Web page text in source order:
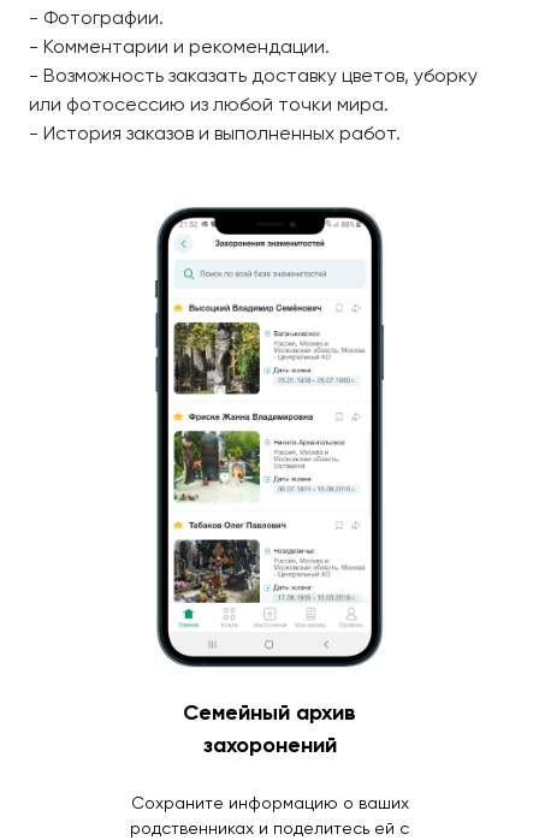
- Фотографии.
- Комментарии и рекомендации.
- Возможность заказать доставку цветов, уборку
или фотосессию из любой точки мира.
- История заказов и выполненных работ.
Семейный архив
захоронений
Сохраните информацию о ваших
родственниках и поделитесь ей с